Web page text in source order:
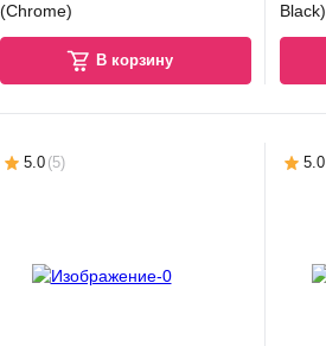
(Chrome)
В корзину
Black)
5.0 (5) 5.0